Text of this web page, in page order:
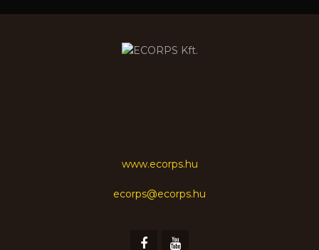
www.ecorps.hu
ecorps@ecorps.hu